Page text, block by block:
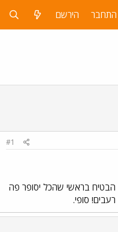
התחבר הירשם
#1
הבטיח בראשי שהכל יסופר פה
סופי.